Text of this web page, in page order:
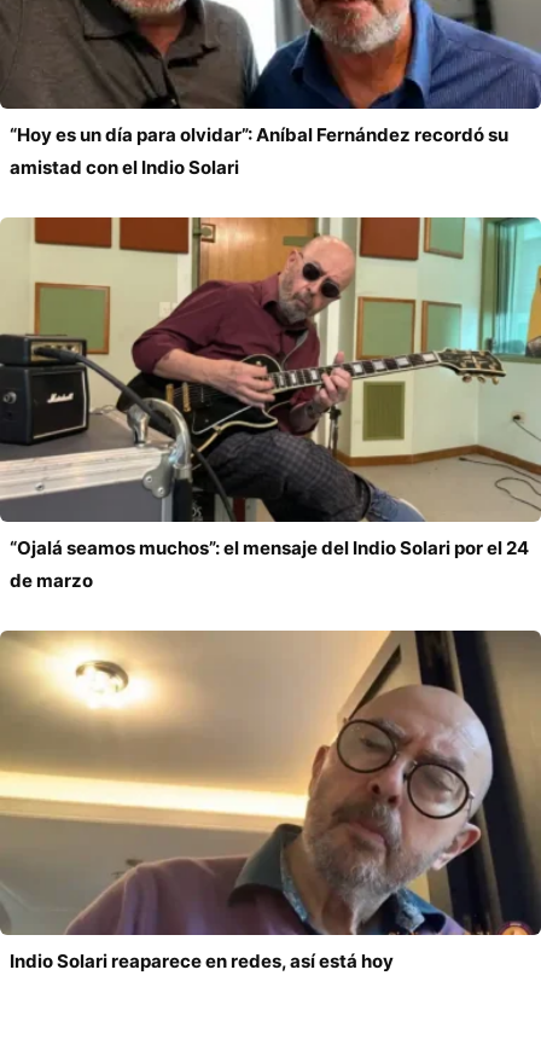
“Hoy es un día para olvidar”: Aníbal Fernández recordó su
amistad con el Indio Solari
“Ojalá seamos muchos”: el mensaje del Indio Solari por el 24
de marzo
Indio Solari reaparece en redes, así está hoy